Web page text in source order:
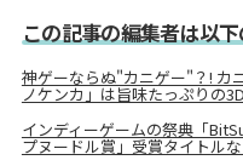
この記事の編集者は以
神ゲーならぬ"カニゲー"？! カ
ノケンカ」は旨味たっぷりの
インディーゲームの祭典「
プヌードル賞」受賞タイトル